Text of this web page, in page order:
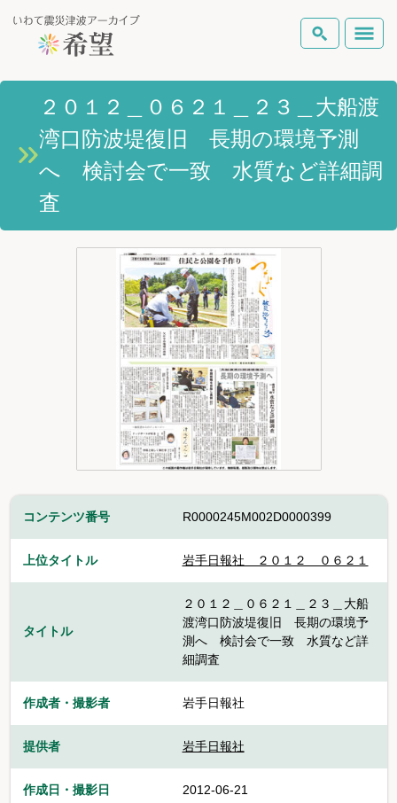
岩手県の被害状況
復興の軌跡
Foreign Laguage
検索
テーマから探す 地図から探す 詳細検索
２０１２＿０６２１＿２３＿大船渡
湾口防波堤復旧 長期の環境予測
へ 検討会で一致 水質など詳細調
査
コンテンツ番号 R0000245M002D0000399
上位タイトル 岩手日報社＿２０１２＿０６２１
タイトル
２０１２＿０６２１＿２３＿大船
渡湾口防波堤復旧 長期の環境予
測へ 検討会で一致 水質など詳
細調査
作成者・撮影者 岩手日報社
提供者 岩手日報社
作成日・撮影日 2012-06-21